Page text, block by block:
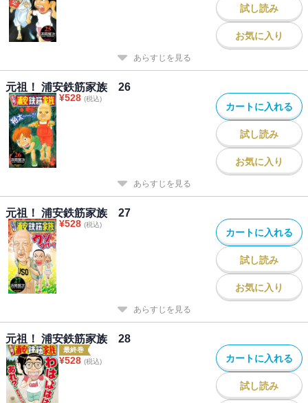
試し読み
お気に入り
あらすじを見る
元祖！ 浦安鉄筋家族 26
¥528 (税込)
カートに入れる
試し読み
お気に入り
あらすじを見る
元祖！ 浦安鉄筋家族 27
¥528 (税込)
カートに入れる
試し読み
お気に入り
あらすじを見る
元祖！ 浦安鉄筋家族 28
最終巻
¥528 (税込) カートに入れる
試し読み